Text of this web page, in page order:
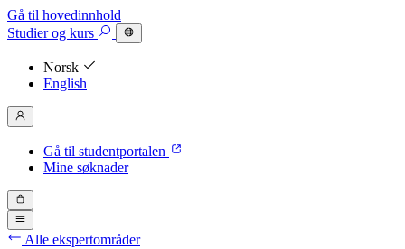
Gå til hovedinnhold
Studierog kurs
Norsk
English
Gå til studentportalen
Mine søknader
Alle ekspertområder